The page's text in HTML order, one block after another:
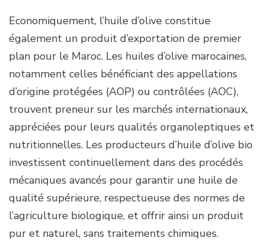
Economiquement, l’huile d’olive constitue
également un produit d’exportation de premier
plan pour le Maroc. Les huiles d’olive marocaines,
notamment celles bénéficiant des appellations
d’origine protégées (AOP) ou contrôlées (AOC),
trouvent preneur sur les marchés internationaux,
appréciées pour leurs qualités organoleptiques et
nutritionnelles. Les producteurs d’huile d’olive bio
investissent continuellement dans des procédés
mécaniques avancés pour garantir une huile de
qualité supérieure, respectueuse des normes de
l’agriculture biologique, et offrir ainsi un produit
pur et naturel, sans traitements chimiques.